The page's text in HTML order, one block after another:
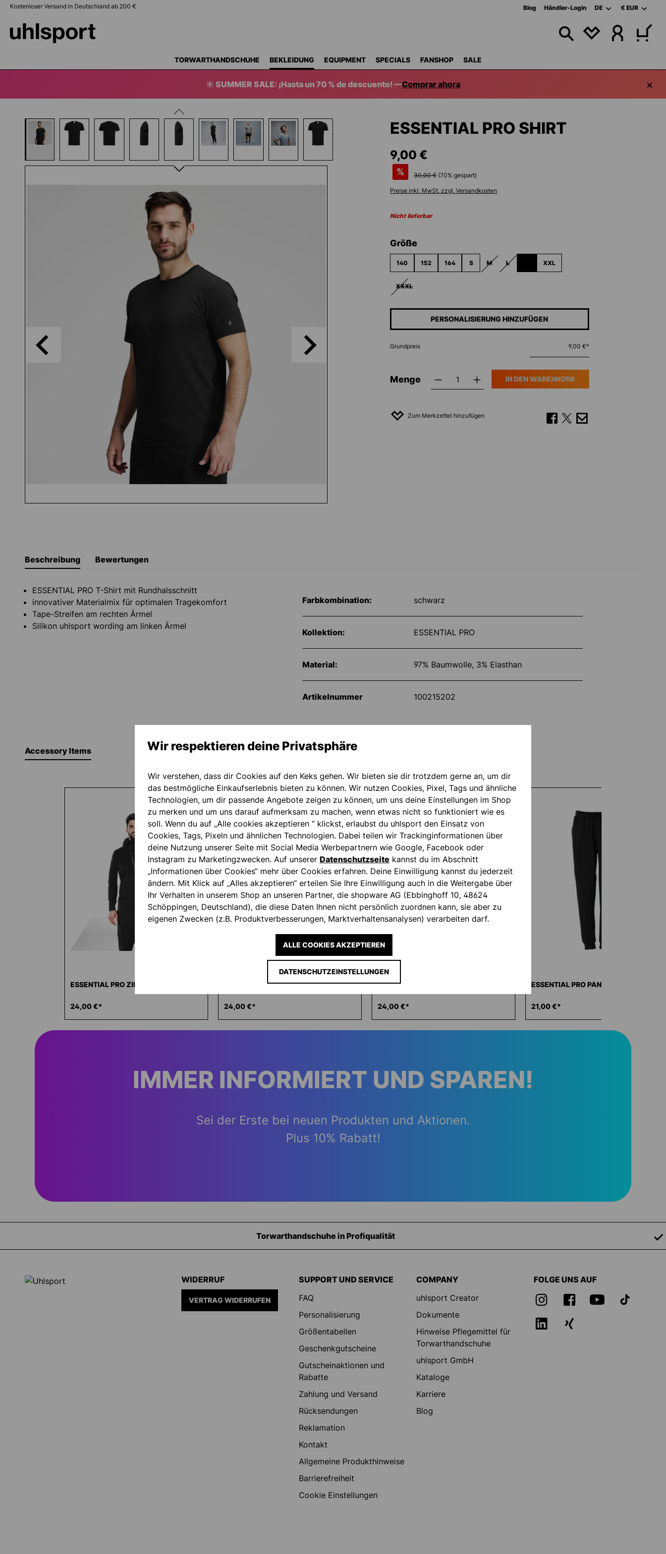
Zur Hauptnavigation springen
Kostenloser Versand in Deutschland ab 200 € Blog Händler-Login DE € EUR
DU HAST 0
TORWARTHANDSCHUHE BEKLEIDUNG EQUIPMENT SPECIALS FANSHOP SALE
☀️ SUMMER SALE: ¡Hasta un 70 % de descuento! —Comprar ahora
Bildergalerie überspringen ESSENTIAL PRO SHIRT
9,00 €
% 30,00 € (70% gespart)
Preise inkl. MwSt. zzgl. Versandkosten
Nicht lieferbar
Größeauswählen
140 152 164 S M
(DIESE OPTION IST ZURZEIT NICHT VERFÜGBAR.)
L
(DIESE OPTION IST ZURZEIT NICHT VERFÜGBAR.)
(DIESE OPTION IST ZURZEIT NICHT VERFÜGBAR.)
XXL
XXXL
PERSONALISIERUNG HINZUFÜGEN
Grundpreis 9,00 €*
Menge IN DEN WARENKORB
Zum Merkzettel hinzufügen
Beschreibung Bewertungen
ESSENTIAL PRO T-Shirt mit Rundhalsschnitt
innovativer Materialmix für optimalen Tragekomfort
Tape-Streifen am rechten Ärmel
Silikon uhlsport wording am linken Ärmel
Farbkombination: schwarz
Kollektion: ESSENTIAL PRO
Material: 97% Baumwolle, 3% Elasthan
Artikelnummer 100215202
Accessory Items
Produktgalerie überspringen
ESSENTIAL PRO ZIP-HOODIE
24,00 €*
ESSENTIAL PRO ZIP-HOODIE
24,00 €*
ESSENTIAL PRO ZIP-HOODIE
24,00 €*
ESSENTIAL PRO PANTS
21,00 €*
IMMER INFORMIERT UND SPAREN!
Sei der Erste bei neuen Produkten und Aktionen.
Plus 10% Rabatt!
Ausrüstung für Torhüter
WIDERRUF
VERTRAG WIDERRUFEN
SUPPORT UND SERVICE
FAQ
Personalisierung
Größentabellen
Geschenkgutscheine
Gutscheinaktionen und
Rabatte
Zahlung und Versand
Rücksendungen
Reklamation
Kontakt
Allgemeine Produkthinweise
Barrierefreiheit
Cookie Einstellungen
COMPANY
uhlsport Creator
Dokumente
Hinweise Pflegemittel für
Torwarthandschuhe
uhlsport GmbH
Kataloge
Karriere
Blog
FOLGE UNS AUF
Wir respektieren deine Privatsphäre
Wir verstehen, dass dir Cookies auf den Keks gehen. Wir bieten sie dir trotzdem gerne an, um dir
das bestmögliche Einkaufserlebnis bieten zu können. Wir nutzen Cookies, Pixel, Tags und ähnliche
Technologien, um dir passende Angebote zeigen zu können, um uns deine Einstellungen im Shop
zu merken und um uns darauf aufmerksam zu machen, wenn etwas nicht so funktioniert wie es
soll. Wenn du auf „Alle cookies akzeptieren “ klickst, erlaubst du uhlsport den Einsatz von
Cookies, Tags, Pixeln und ähnlichen Technologien. Dabei teilen wir Trackinginformationen über
deine Nutzung unserer Seite mit Social Media Werbepartnern wie Google, Facebook oder
Instagram zu Marketingzwecken. Auf unserer Datenschutzseite kannst du im Abschnitt
„Informationen über Cookies“ mehr über Cookies erfahren. Deine Einwilligung kannst du jederzeit
ändern. Mit Klick auf „Alles akzeptieren“ erteilen Sie Ihre Einwilligung auch in die Weitergabe über
Ihr Verhalten in unserem Shop an unseren Partner, die shopware AG (Ebbinghoff 10, 48624
Schöppingen, Deutschland), die diese Daten Ihnen nicht persönlich zuordnen kann, sie aber zu
eigenen Zwecken (z.B. Produktverbesserungen, Marktverhaltensanalysen) verarbeiten darf.
DATENSCHUTZEINSTELLUNGEN
ALLE COOKIES AKZEPTIEREN